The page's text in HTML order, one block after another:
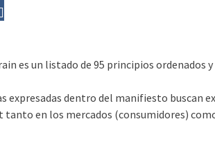
es un listado de 95 principios ordenados
expresadas dentro del manifiesto buscan
en los mercados (consumidores)